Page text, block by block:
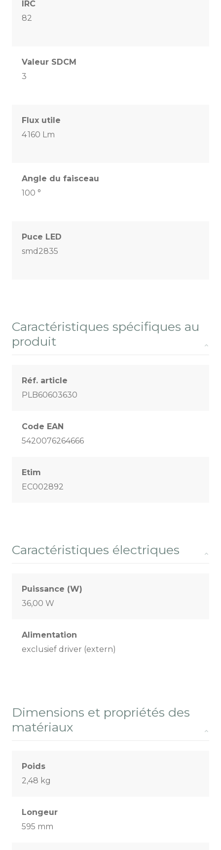
IRC
82
Valeur SDCM
3
Flux utile
4 160 Lm
Angle du faisceau
100 °
Puce LED
smd2835
Caractéristiques spécifiques au
produit
Réf. article
PLB60603630
Code EAN
5420076264666
Etim
EC002892
Caractéristiques électriques
Puissance (W)
36,00 W
Alimentation
exclusief driver (extern)
Dimensions et propriétés des
matériaux
Poids
2,48 kg
Longeur
595 mm